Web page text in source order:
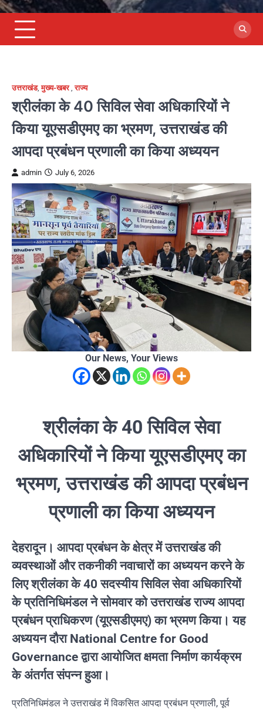
उत्तराखंड,मुख्य-खबर,राज्य
श्रीलंका के 40 सिविल सेवा अधिकारियों ने
किया यूएसडीएमए का भ्रमण, उत्तराखंड की
आपदा प्रबंधन प्रणाली का किया अध्ययन
admin July 6, 2026
Our News, Your Views
श्रीलंका के 40 सिविल सेवा
अधिकारियों ने किया यूएसडीएमए का
भ्रमण, उत्तराखंड की आपदा प्रबंधन
प्रणाली का किया अध्ययन
देहरादून। आपदा प्रबंधन के क्षेत्र में उत्तराखंड की
व्यवस्थाओं और तकनीकी नवाचारों का अध्ययन करने के
लिए श्रीलंका के 40 सदस्यीय सिविल सेवा अधिकारियों
के प्रतिनिधिमंडल ने सोमवार को उत्तराखंड राज्य आपदा
प्रबंधन प्राधिकरण (यूएसडीएमए) का भ्रमण किया। यह
अध्ययन दौरा National Centre for Good
Governanceद्वारा आयोजित क्षमता निर्माण कार्यक्रम
के अंतर्गत संपन्न हुआ।
प्रतिनिधिमंडल ने उत्तराखंड में विकसित आपदा प्रबंधन प्रणाली, पूर्व